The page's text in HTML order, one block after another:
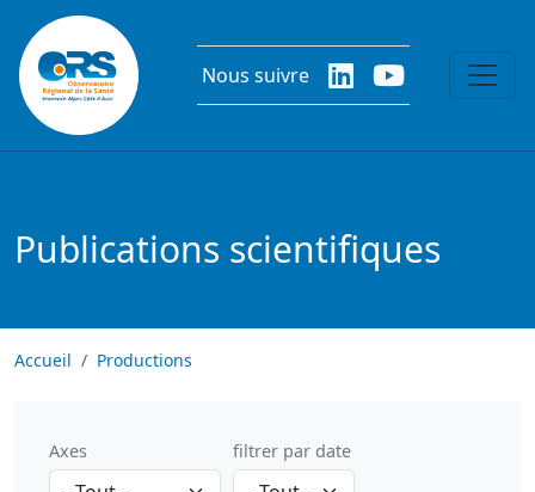
Aller au contenu principal
Nous suivre
Publications scientifiques
Accueil Productions
Axes filtrer par date